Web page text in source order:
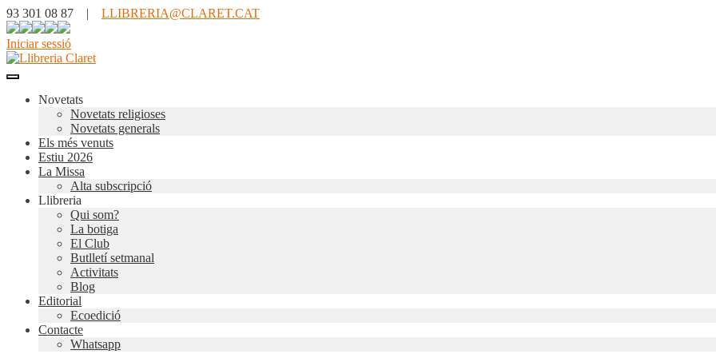
93 301 08 87 | LLIBRERIA@CLARET.CAT
Iniciar sessió
Novetats
Novetats religioses
Novetats generals
Els més venuts
Estiu 2026
La Missa
Alta subscripció
Llibreria
Qui som?
La botiga
El Club
Butlletí setmanal
Activitats
Blog
Editorial
Ecoedició
Contacte
Whatsapp